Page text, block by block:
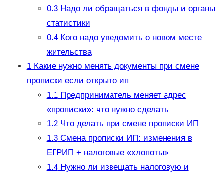
0.3Надо ли обращаться в фонды и органы
статистики
0.4Кого надо уведомить о новом месте
жительства
1Какие нужно менять документы при смене
прописки если открыто ип
1.1Предприниматель меняет адрес
«прописки»: что нужно сделать
1.2Что делать при смене прописки ИП
1.3Смена прописки ИП: изменения в
ЕГРИП + налоговые «хлопоты»
1.4Нужно ли извещать налоговую и